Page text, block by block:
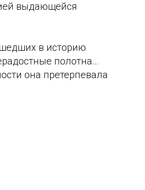
выдающейся
в историю
полотна…
она претерпевала